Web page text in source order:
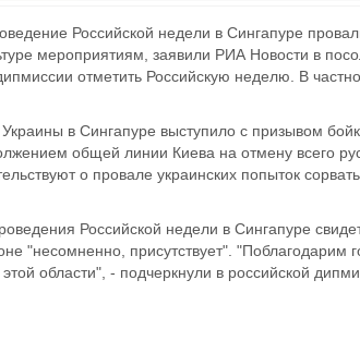
Российской недели в Сингапуре
мероприятиям, заявили РИА Новости в
отметить Российскую неделю. В
в Сингапуре выступило с призывом
общей линии Киева на отмену всего
о провале украинских попыток
Российской недели в Сингапуре
"несомненно, присутствует". "Поблагодарим
области", - подчеркнули в российской